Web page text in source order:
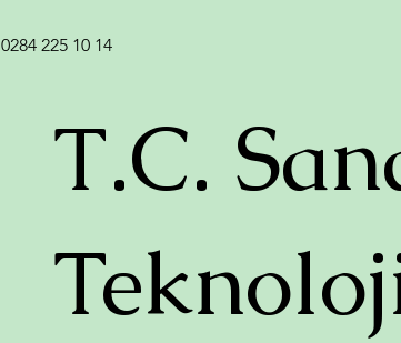
0284 225 10 14
T.C.